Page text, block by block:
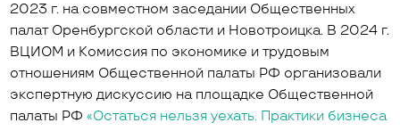
2023 г. на совместном заседании Общественных
палат Оренбургской области и Новотроицка. В 2024 г.
ВЦИОМ и Комиссия по экономике и трудовым
отношениям Общественной палаты РФ организовали
экспертную дискуссию на площадке Общественной
палаты РФ«Остаться нельзя уехать. Практики бизнеса